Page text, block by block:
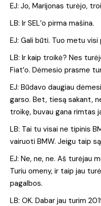
EJ: Jo, Marijonas turėjo,
LB: Ir SEL’o pirma mašina.
EJ: Gali būti. Tuo metu visi
LB: Ir kaip troikė? Nes
Fiat’o. Dėmesio prasme
EJ: Būdavo daugiau
garso. Bet, tiesą sakant,
troikę, buvau gana rimtas
LB: Tai tu visai ne tipinis
vairuoti BMW. Jeigu taip
EJ: Ne, ne, ne. Aš turėjau
Turiu omeny, ir taip jau
pagalbos.
LB: OK. Dabar jau turim